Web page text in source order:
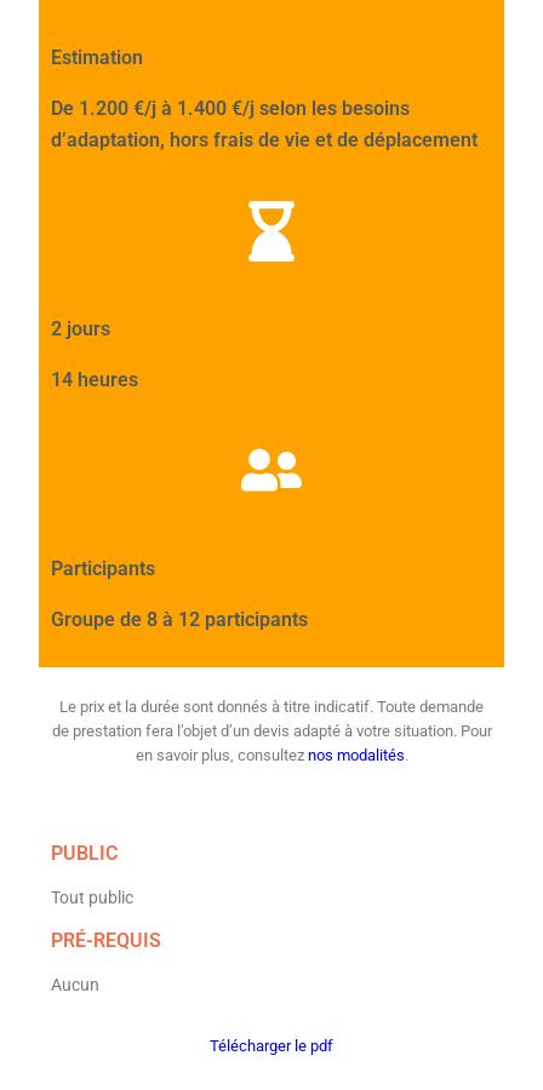
Estimation
De 1.200 €/j à 1.400 €/j selon les besoins
d’adaptation, hors frais de vie et de déplacement
2 jours
14 heures
Participants
Groupe de 8 à 12 participants
Le prix et la durée sont donnés à titre indicatif. Toute demande
de prestation fera l’objet d’un devis adapté à votre situation. Pour
en savoir plus, consultez nos modalités.
PUBLIC
Tout public
PRÉ-REQUIS
Aucun
Télécharger le pdf